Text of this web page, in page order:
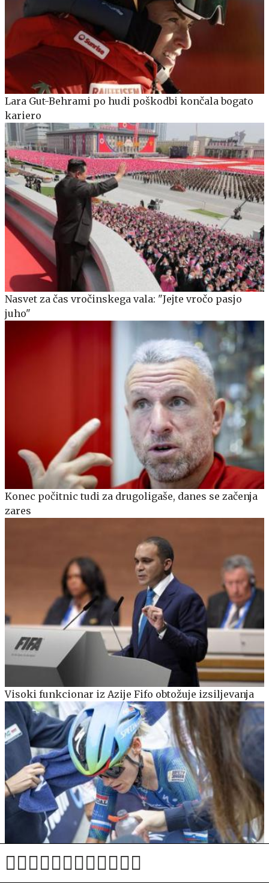
Lara Gut-Behrami po hudi poškodbi končala bogato
kariero
Nasvet za čas vročinskega vala: "Jejte vročo pasjo
juho"
Konec počitnic tudi za drugoligaše, danes se začenja
zares
Visoki funkcionar iz Azije Fifo obtožuje izsiljevanja